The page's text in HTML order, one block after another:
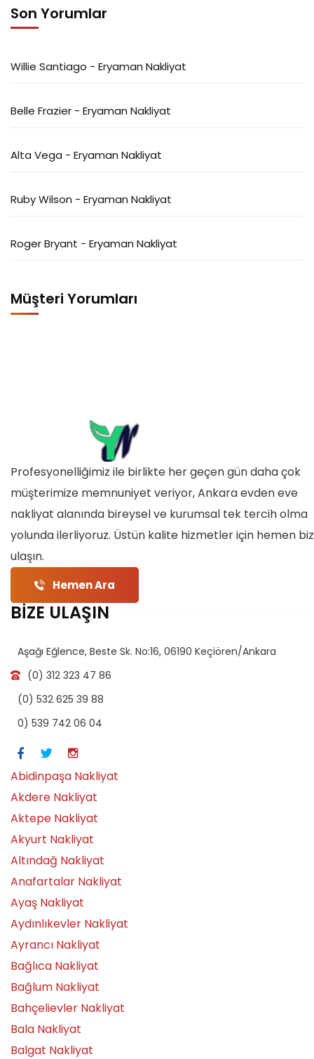
Son Yorumlar
Willie Santiago - Eryaman Nakliyat
Belle Frazier - Eryaman Nakliyat
Alta Vega - Eryaman Nakliyat
Ruby Wilson - Eryaman Nakliyat
Roger Bryant - Eryaman Nakliyat
Müşteri Yorumları
Profesyonelliğimiz ile birlikte her geçen gün daha çok
müşterimize memnuniyet veriyor, Ankara evden eve
nakliyat alanında bireysel ve kurumsal tek tercih olma
yolunda ilerliyoruz. Üstün kalite hizmetler için hemen
ulaşın.
Hemen Ara
BİZE ULAŞIN
Aşağı Eğlence, Beste Sk. No:16, 06190 Keçiören/Ankara
(0) 312 323 47 86
(0) 532 625 39 88
0) 539 742 06 04
Abidinpaşa Nakliyat
Akdere Nakliyat
Aktepe Nakliyat
Akyurt Nakliyat
Altındağ Nakliyat
Anafartalar Nakliyat
Ayaş Nakliyat
Aydınlıkevler Nakliyat
Ayrancı Nakliyat
Bağlıca Nakliyat
Bağlum Nakliyat
Bahçelievler Nakliyat
Bala Nakliyat
Balgat Nakliyat